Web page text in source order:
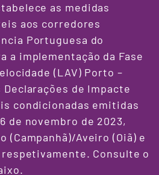
as medidas
aos corredores
Portuguesa do
a implementação da Fase
(LAV) Porto –
de Impacte
condicionadas emitidas
de novembro de 2023,
(Campanhã)/Aveiro (Oiã) e
Consulte o